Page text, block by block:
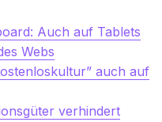
Auch auf Tablets
Webs
auch auf
verhindert